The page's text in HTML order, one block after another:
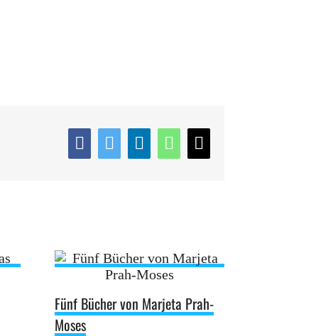
Facebook
TwitterLinkedIn
WhatsApp
E-
Fünf Bücher von Marjeta Prah-
Moses